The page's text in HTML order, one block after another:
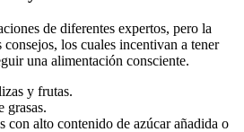
de diferentes expertos, pero la
los cuales incentivan a tener
una alimentación consciente.
y frutas.
grasas.
con alto contenido de azúcar añadida o